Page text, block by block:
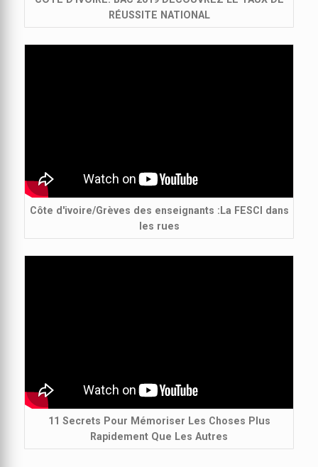
RÉUSSITE NATIONAL
Côte d'ivoire/Grèves des enseignants :La FESCI dans
les rues
11 Secrets Pour Mémoriser Les Choses Plus
Rapidement Que Les Autres